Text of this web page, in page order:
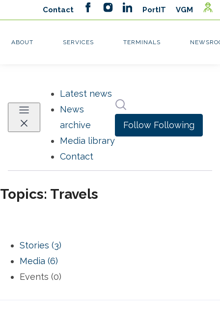
Latest news
News
archive
Media library
Contact
Follow Following
Topics: Travels
Stories (3)
Media (6)
Events (0)